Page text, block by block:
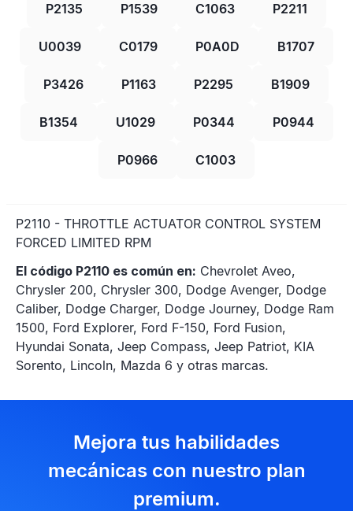
P2135 P1539 C1063 P2211
U0039 C0179 P0A0D B1707
P3426 P1163 P2295 B1909
B1354 U1029 P0344 P0944
P0966 C1003
P2110 - THROTTLE ACTUATOR CONTROL SYSTEM
FORCED LIMITED RPM
El código P2110 es común en: Chevrolet Aveo,
Chrysler 200, Chrysler 300, Dodge Avenger, Dodge
Caliber, Dodge Charger, Dodge Journey, Dodge Ram
1500, Ford Explorer, Ford F-150, Ford Fusion,
Hyundai Sonata, Jeep Compass, Jeep Patriot, KIA
Sorento, Lincoln, Mazda 6 y otras marcas.
Mejora tus habilidades
mecánicas con nuestro plan
premium.